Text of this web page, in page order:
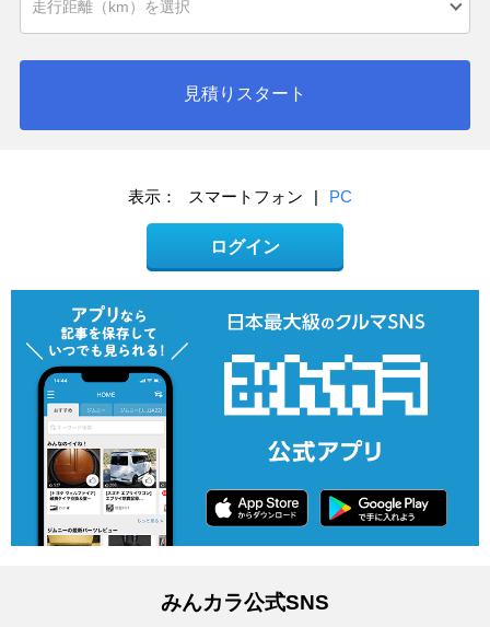
見積りスタート
表示： スマートフォン | PC
ログイン
みんカラ公式SNS